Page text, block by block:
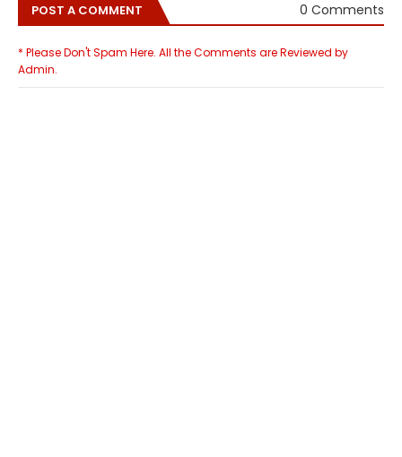
POST A COMMENT 0 Comments
* Please Don't Spam Here. All the Comments are Reviewed by
Admin.